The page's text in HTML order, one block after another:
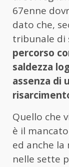
67enne
dato che,
tribunale di
percorso
saldezza
assenza di
Quello che
è il
ed anche la
nelle sette